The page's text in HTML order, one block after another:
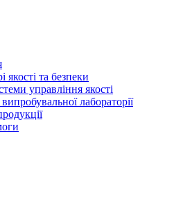
якості та безпеки
управління якості
лабораторії